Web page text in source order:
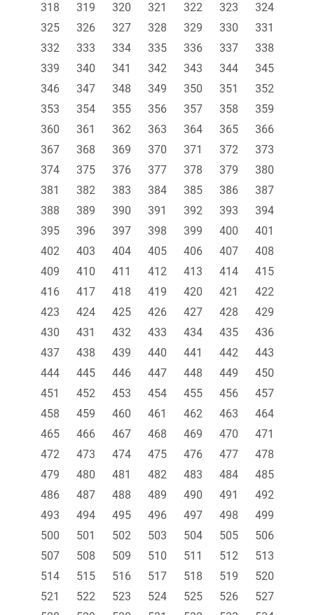
318
319 320 321 322 323
324
325
326 327 328 329 330
331
332
333 334 335 336 337
338
339
340 341 342 343 344
345
346
347 348 349 350 351
352
353
354 355 356 357 358
359
360
361 362 363 364 365
366
367
368 369 370 371 372
373
374
375 376 377 378 379
380
381
382 383 384 385 386
387
388
389 390 391 392 393
394
395
396 397 398 399 400
401
402
403 404 405 406 407
408
409
410 411 412 413 414
415
416
417 418 419 420 421
422
423
424 425 426 427 428
429
430
431 432 433 434 435
436
437
438 439 440 441 442
443
444
445 446 447 448 449
450
451
452 453 454 455 456
457
458
459 460 461 462 463
464
465
466 467 468 469 470
471
472
473 474 475 476 477
478
479
480 481 482 483 484
485
486
487 488 489 490 491
492
493
494 495 496 497 498
499
500
501 502 503 504 505
506
507
508 509 510 511 512
513
514
515 516 517 518 519
520
521
522 523 524 525 526
527